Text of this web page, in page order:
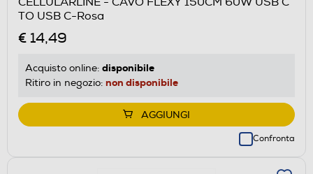
TO USB C-Rosa
€ 14,49
Acquisto online: disponibile
Ritiro in negozio: non disponibile
AGGIUNGI
Confronta